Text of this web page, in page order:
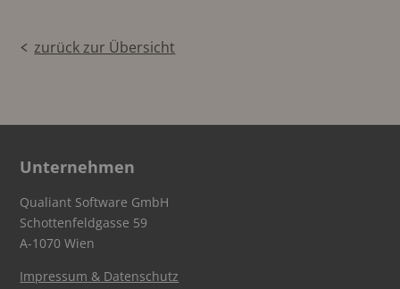
zurück zur Übersicht
Unternehmen
Qualiant Software GmbH
Schottenfeldgasse 59
A-1070 Wien
Impressum & Datenschutz